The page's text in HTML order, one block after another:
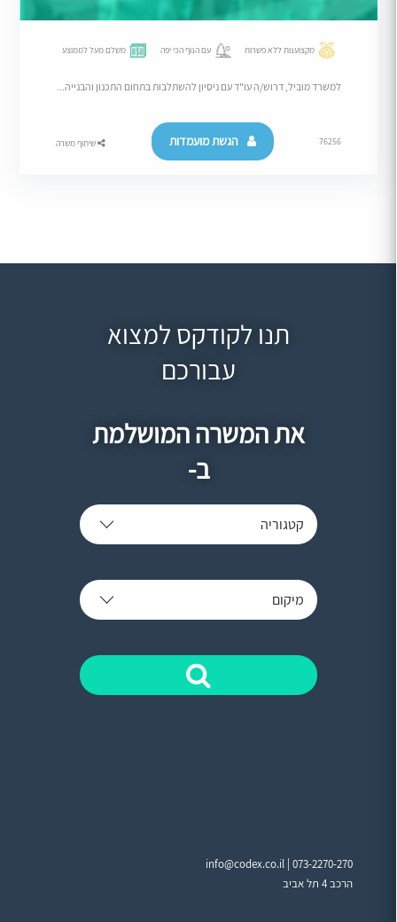
מקצוענות ללא פשרות עם הנוף הכי יפה משלם מעל לממוצע
למשרד מוביל, דרוש/ה עו"ד עם ניסיון להשתלבות בתחום התכנון והבנייה...
76256 הגשת מועמדות שיתוף משרה
תנו לקודקס למצוא
עבורכם
את המשרה המושלמת
ב-
קטגוריה
מיקום
info@codex.co.il |073-2270-270
הרכב 4 תל אביב